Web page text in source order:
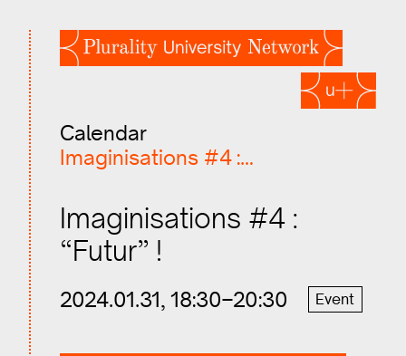
Calendar
Imaginisations #4 :…
Imaginisations #4 :
“Futur” !
2024.01.31, 18:30–20:30 Event